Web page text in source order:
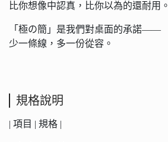
比你想像中認真，比你以為的還耐用。
「極の簡」是我們對桌面的承諾——
少一條線，多一份從容。
規格說明
| 項目 | 規格 |